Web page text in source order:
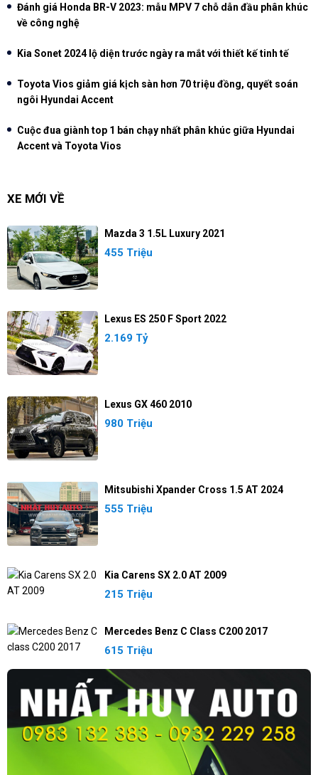
Đánh giá Honda BR-V 2023: mẫu MPV 7 chỗ dẫn đầu phân khúc
về công nghệ
Kia Sonet 2024 lộ diện trước ngày ra mắt với thiết kế tinh tế
Toyota Vios giảm giá kịch sàn hơn 70 triệu đồng, quyết soán
ngôi Hyundai Accent
Cuộc đua giành top 1 bán chạy nhất phân khúc giữa Hyundai
Accent và Toyota Vios
XE MỚI VỀ
Mazda 3 1.5L Luxury 2021
455 Triệu
Lexus ES 250 F Sport 2022
2.169 Tỷ
Lexus GX 460 2010
980 Triệu
Mitsubishi Xpander Cross 1.5 AT 2024
555 Triệu
Kia Carens SX 2.0 AT 2009
215 Triệu
Mercedes Benz C Class C200 2017
615 Triệu